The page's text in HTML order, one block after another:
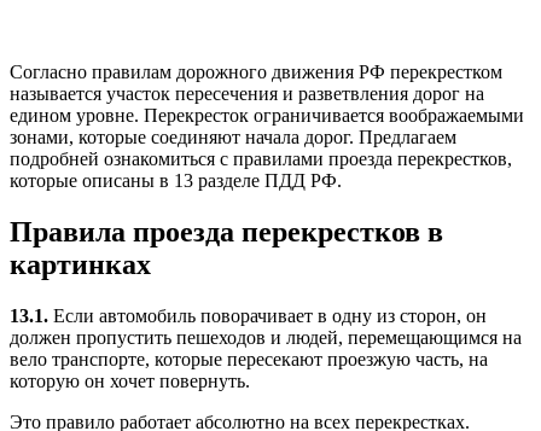
Согласно правилам дорожного движения РФ перекрестком
называется участок пересечения и разветвления дорог на
едином уровне. Перекресток ограничивается воображаемыми
зонами, которые соединяют начала дорог. Предлагаем
подробней ознакомиться с правилами проезда перекрестков,
которые описаны в 13 разделе ПДД РФ.
Правила проезда перекрестков в
картинках
13.1. Если автомобиль поворачивает в одну из сторон, он
должен пропустить пешеходов и людей, перемещающимся на
вело транспорте, которые пересекают проезжую часть, на
которую он хочет повернуть.
Это правило работает абсолютно на всех перекрестках.